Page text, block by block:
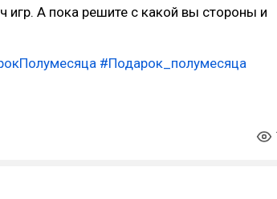
игр. А пока решите с какой вы стороны и
#Подарок_полумесяца